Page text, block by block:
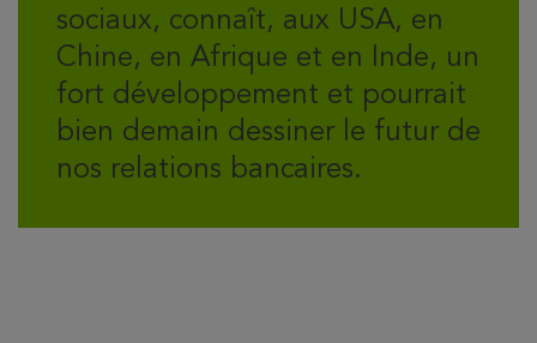
sociaux, connaît, aux USA, en
Chine, en Afrique et en Inde, un
fort développement et pourrait
bien demain dessiner le futur de
nos relations bancaires.